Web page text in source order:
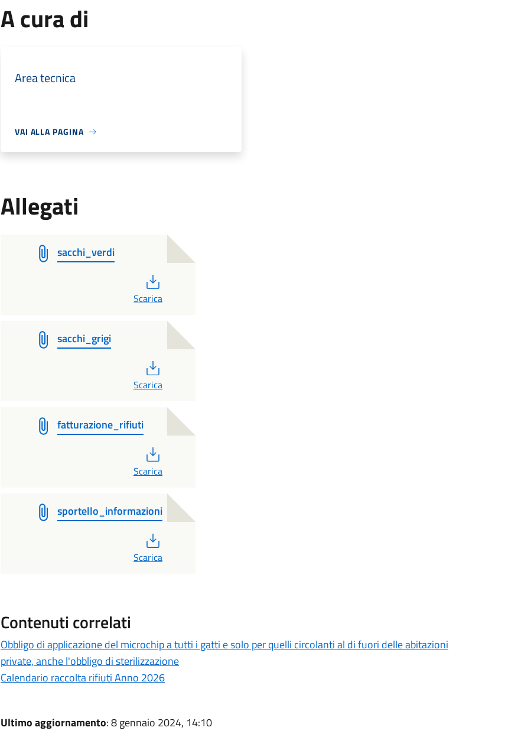
A cura di
Area tecnica
VAI ALLA PAGINA
Allegati
sacchi_verdi
Scarica
sacchi_grigi
Scarica
fatturazione_rifiuti
Scarica
sportello_informazioni
Scarica
Contenuti correlati
Obbligo di applicazione del microchip a tutti i gatti e solo per quelli circolanti al di fuori delle abitazioni
private, anche l'obbligo di sterilizzazione
Calendario raccolta rifiuti Anno 2026
Ultimo aggiornamento: 8 gennaio 2024, 14:10